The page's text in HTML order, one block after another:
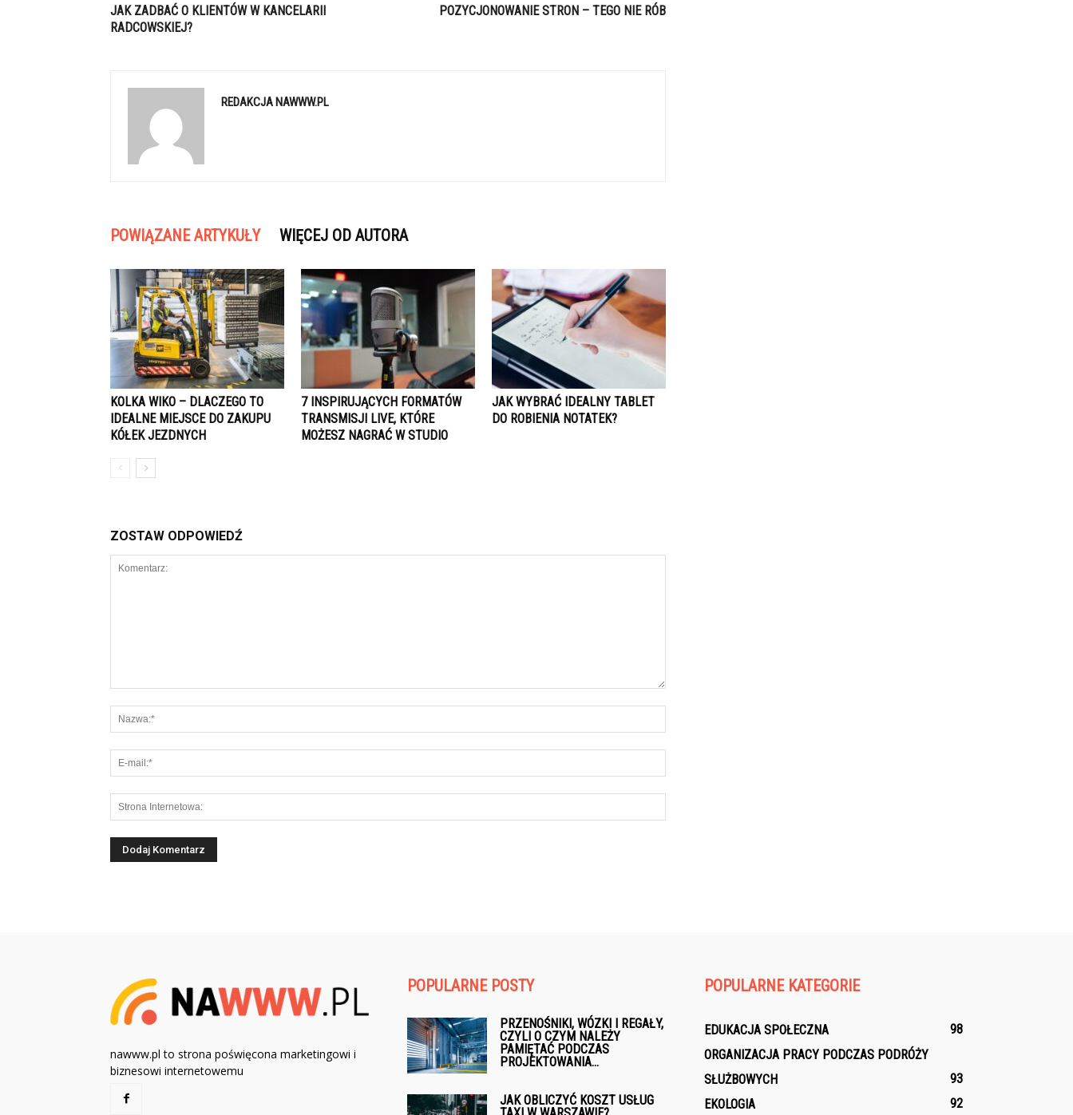
JAK ZADBAĆ O KLIENTÓW W KANCELARII
RADCOWSKIEJ?
POZYCJONOWANIE STRON – TEGO NIE RÓB
REDAKCJA NAWWW.PL
POWIĄZANE ARTYKUŁY WIĘCEJ OD AUTORA
KOLKA WIKO – DLACZEGO TO
IDEALNE MIEJSCE DO ZAKUPU
KÓŁEK JEZDNYCH
7 INSPIRUJĄCYCH FORMATÓW
TRANSMISJI LIVE, KTÓRE
MOŻESZ NAGRAĆ W STUDIO
JAK WYBRAĆ IDEALNY TABLET
DO ROBIENIA NOTATEK?
ZOSTAW ODPOWIEDŹ
nawww.pl to strona poświęcona marketingowi i
biznesowi internetowemu
POPULARNE POSTY
PRZENOŚNIKI, WÓZKI I REGAŁY,
CZYLI O CZYM NALEŻY
PAMIĘTAĆ PODCZAS
PROJEKTOWANIA...
JAK OBLICZYĆ KOSZT USŁUG
POPULARNE KATEGORIE
EDUKACJA SPOŁECZNA
98
ORGANIZACJA PRACY PODCZAS PODRÓŻY
SŁUŻBOWYCH
93
EKOLOGIA
92